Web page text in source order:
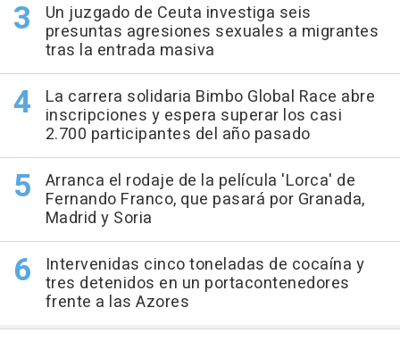
Un juzgado de Ceuta investiga seis
presuntas agresiones sexuales a migrantes
tras la entrada masiva
La carrera solidaria Bimbo Global Race abre
inscripciones y espera superar los casi
2.700 participantes del año pasado
Arranca el rodaje de la película 'Lorca' de
Fernando Franco, que pasará por Granada,
Madrid y Soria
Intervenidas cinco toneladas de cocaína y
tres detenidos en un portacontenedores
frente a las Azores